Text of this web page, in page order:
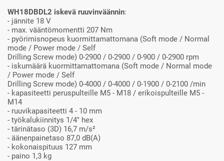
WH18DBDL2 iskevä ruuvinväännin:
- jännite 18 V
- max. vääntömomentti 207 Nm
- pyörimisnopeus kuormittamattomana (Soft mode / Normal
mode / Power mode / Self
Drilling Screw mode) 0-2900 / 0-2900 / 0-900 / 0-2900 rpm
- iskumäärä kuormittamattomana (Soft mode / Normal mode
/ Power mode / Self
Drilling Screw mode) 0-4000 / 0-4000 / 0-1900 / 0-2100 /min
- kapasiteetti peruspulteille M5 - M18 / erikoispulteille M5 -
M14
- ruuvikapasiteetti 4 - 10 mm
- työkalukiinnitys 1/4" hex
- tärinätaso (3D) 16,7 m/s²
- äänenpainetaso 87,0 dB(A)
- kokonaispituus 127 mm
- paino 1,3 kg